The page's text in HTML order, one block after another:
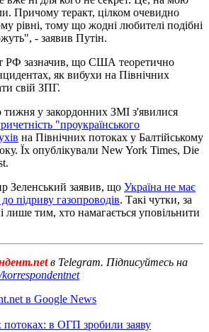
Причому теракт, цілком очевидно
рівні, тому що жодні любителі подібні
- заявив Путін.
РФ зазначив, що США теоретично
як вибухи на Північних
свій ЗПГ.
у закордонних ЗМІ з'явилися
"проукраїнського
на Північних потоках у Балтійському
Їх опублікували New York Times, Die
Зеленський заявив, що Україна не має
підриву газопроводів. Такі чутки, за
лише тим, хто намагається уповільнити
в Telegram. Підписуйтесь на
в Google News
в ОГП зробили заяву